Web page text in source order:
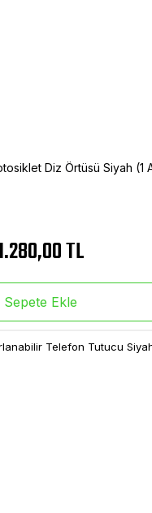
Diz Örtüsü Siyah
TL
Sepete Ekle